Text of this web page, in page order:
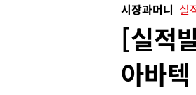
시장과머니 실
[실적
아바텍